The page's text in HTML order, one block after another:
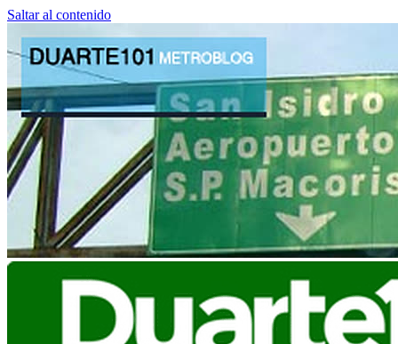
Saltar al contenido